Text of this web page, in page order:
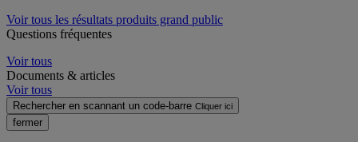
Voir tous les résultats produits grand public
Questions fréquentes
Voir tous
Documents & articles
Voir tous
Rechercher en scannant un code-barre Cliquer ici
fermer